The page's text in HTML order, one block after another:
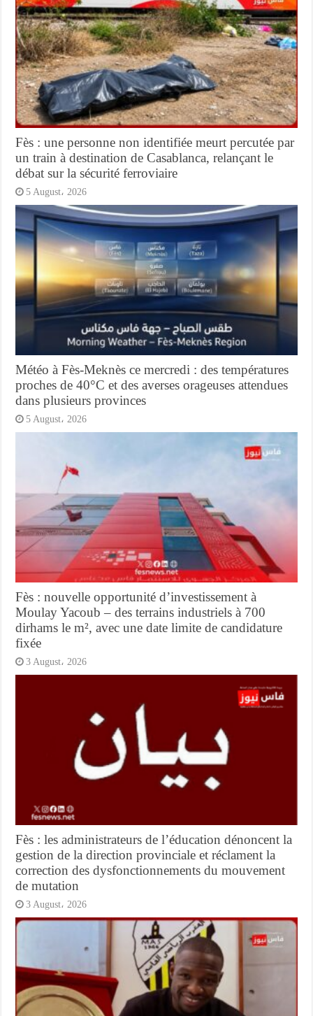
Fès : une personne non identifiée meurt percutée par
un train à destination de Casablanca, relançant le
débat sur la sécurité ferroviaire
5 August، 2026
Météo à Fès-Meknès ce mercredi : des températures
proches de 40°C et des averses orageuses attendues
dans plusieurs provinces
5 August، 2026
Fès : nouvelle opportunité d’investissement à
Moulay Yacoub – des terrains industriels à 700
dirhams le m², avec une date limite de candidature
fixée
3 August، 2026
Fès : les administrateurs de l’éducation dénoncent la
gestion de la direction provinciale et réclament la
correction des dysfonctionnements du mouvement
de mutation
3 August، 2026